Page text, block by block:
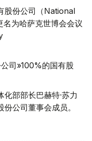
股份公司（National
为哈萨克世博会会议
司»100%的国有股
部部长巴赫特·苏力
公司董事会成员。